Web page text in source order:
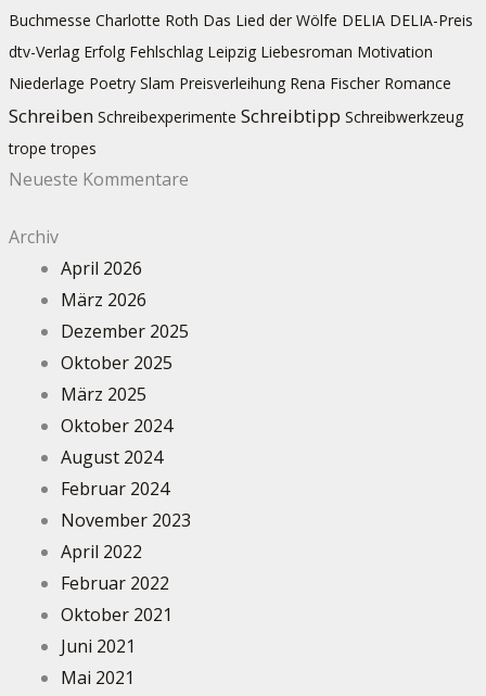
Buchmesse Charlotte Roth Das Lied der Wölfe DELIA DELIA-Preis
dtv-Verlag Erfolg Fehlschlag Leipzig Liebesroman Motivation
Niederlage Poetry Slam Preisverleihung Rena Fischer Romance
Schreiben Schreibexperimente Schreibtipp Schreibwerkzeug
trope tropes
Neueste Kommentare
Archiv
April 2026
März 2026
Dezember 2025
Oktober 2025
März 2025
Oktober 2024
August 2024
Februar 2024
November 2023
April 2022
Februar 2022
Oktober 2021
Juni 2021
Mai 2021